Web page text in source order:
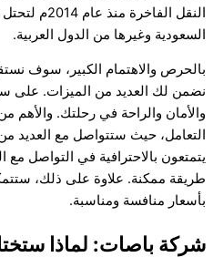
النقل
السعودية وغيرها من الدول العربية.
بالحرص والاهتمام الكبير، سوف
نضمن لك العديد من الميزات. على
والأمان والراحة في رحلتك.
التعامل، حيث ستتواصل مع العديد
يتمتعون بالاحترافية في التواصل مع
طريقة ممكنة. علاوة على ذلك،
بأسعار منافسة ومناسبة.
شركة باصات: لماذا